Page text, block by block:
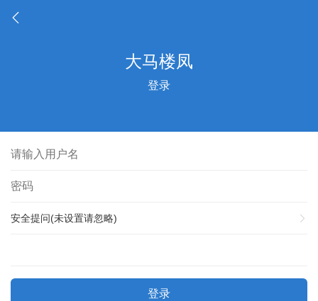
登录
安全提问(未设置请忽略)
登录